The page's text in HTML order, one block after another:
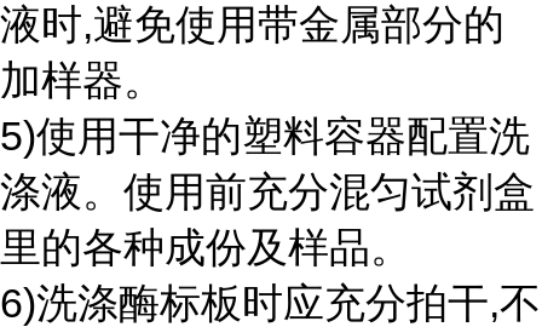
液时,避免使用带金属部分的
加样器。
5)使用干净的塑料容器配置洗
涤液。使用前充分混匀试剂盒
里的各种成份及样品。
6)洗涤酶标板时应充分拍干,不